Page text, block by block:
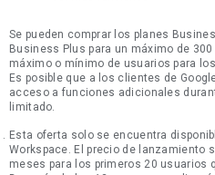
Se pueden comprar los planes
Business Plus para un máximo de
máximo o mínimo de usuarios para
Es posible que a los clientes de
acceso a funciones adicionales
limitado.
Esta oferta solo se encuentra
Workspace. El precio de lanzamiento
meses para los primeros 20 usuarios